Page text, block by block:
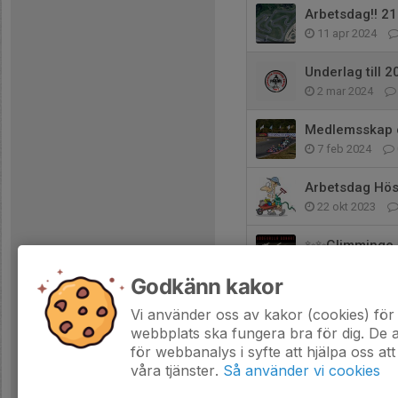
Arbetsdag!!
11 apr 2024
Underlag till
2 mar 2024
7 feb 2024
Arbetsdag
22 okt 2023
4 sep 2023
Godkänn kakor
Vi använder oss av kakor (cookies)
webbplats ska fungera bra för dig. De
för webbanalys i syfte att hjälpa oss
våra tjänster. Så använder vi cookies